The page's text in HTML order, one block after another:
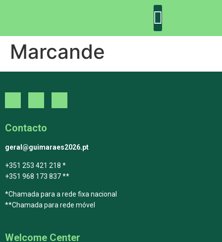
Marcande
Contacto
geral@guimaraes2026.pt
+351 253 421 218 *
+351 968 173 837 **
*Chamada para a rede fixa nacional
**Chamada para rede móvel
Welcome Center